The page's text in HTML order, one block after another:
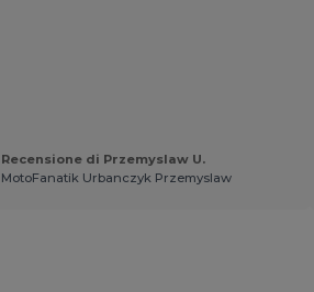
Recensione di Przemyslaw U.
MotoFanatik Urbanczyk Przemyslaw